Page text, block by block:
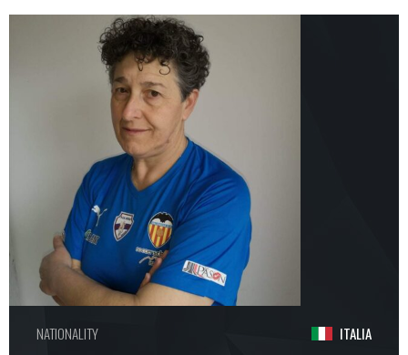
NATIONALITY ITALIA